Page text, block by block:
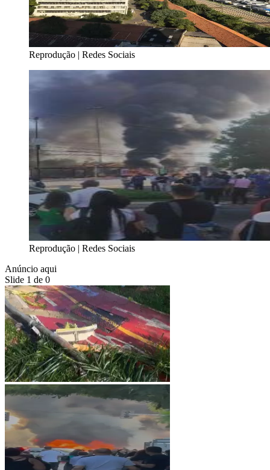
Reprodução | Redes Sociais
Reprodução | Redes Sociais
Anúncio aqui
Slide 1 de 0